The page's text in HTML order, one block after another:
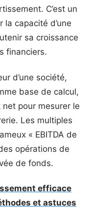
C’est un
capacité d’une
sa croissance
financiers.
d’une société,
base de calcul,
pour mesurer le
Les multiples
« EBITDA de
opérations de
de fonds.
efficace
et astuces